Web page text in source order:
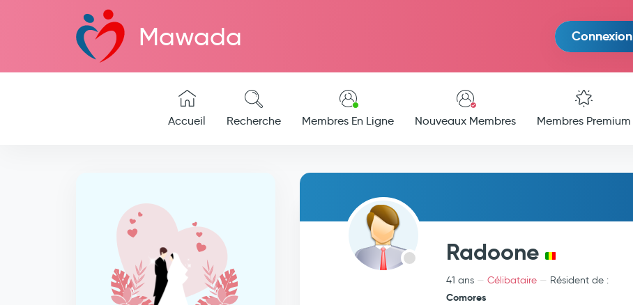
Mawada Connexion
Accueil Recherche Membres En Ligne Nouveaux Membres Membres Premium
Radoone
41 ans Célibataire Résident de :
Comores